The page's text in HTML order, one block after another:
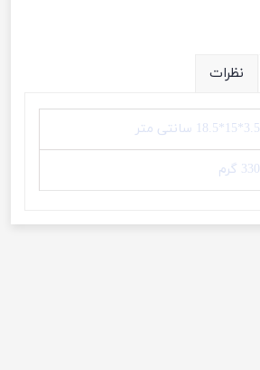
نظرات
3.5*15*18.5 سانتی متر
330 گرم